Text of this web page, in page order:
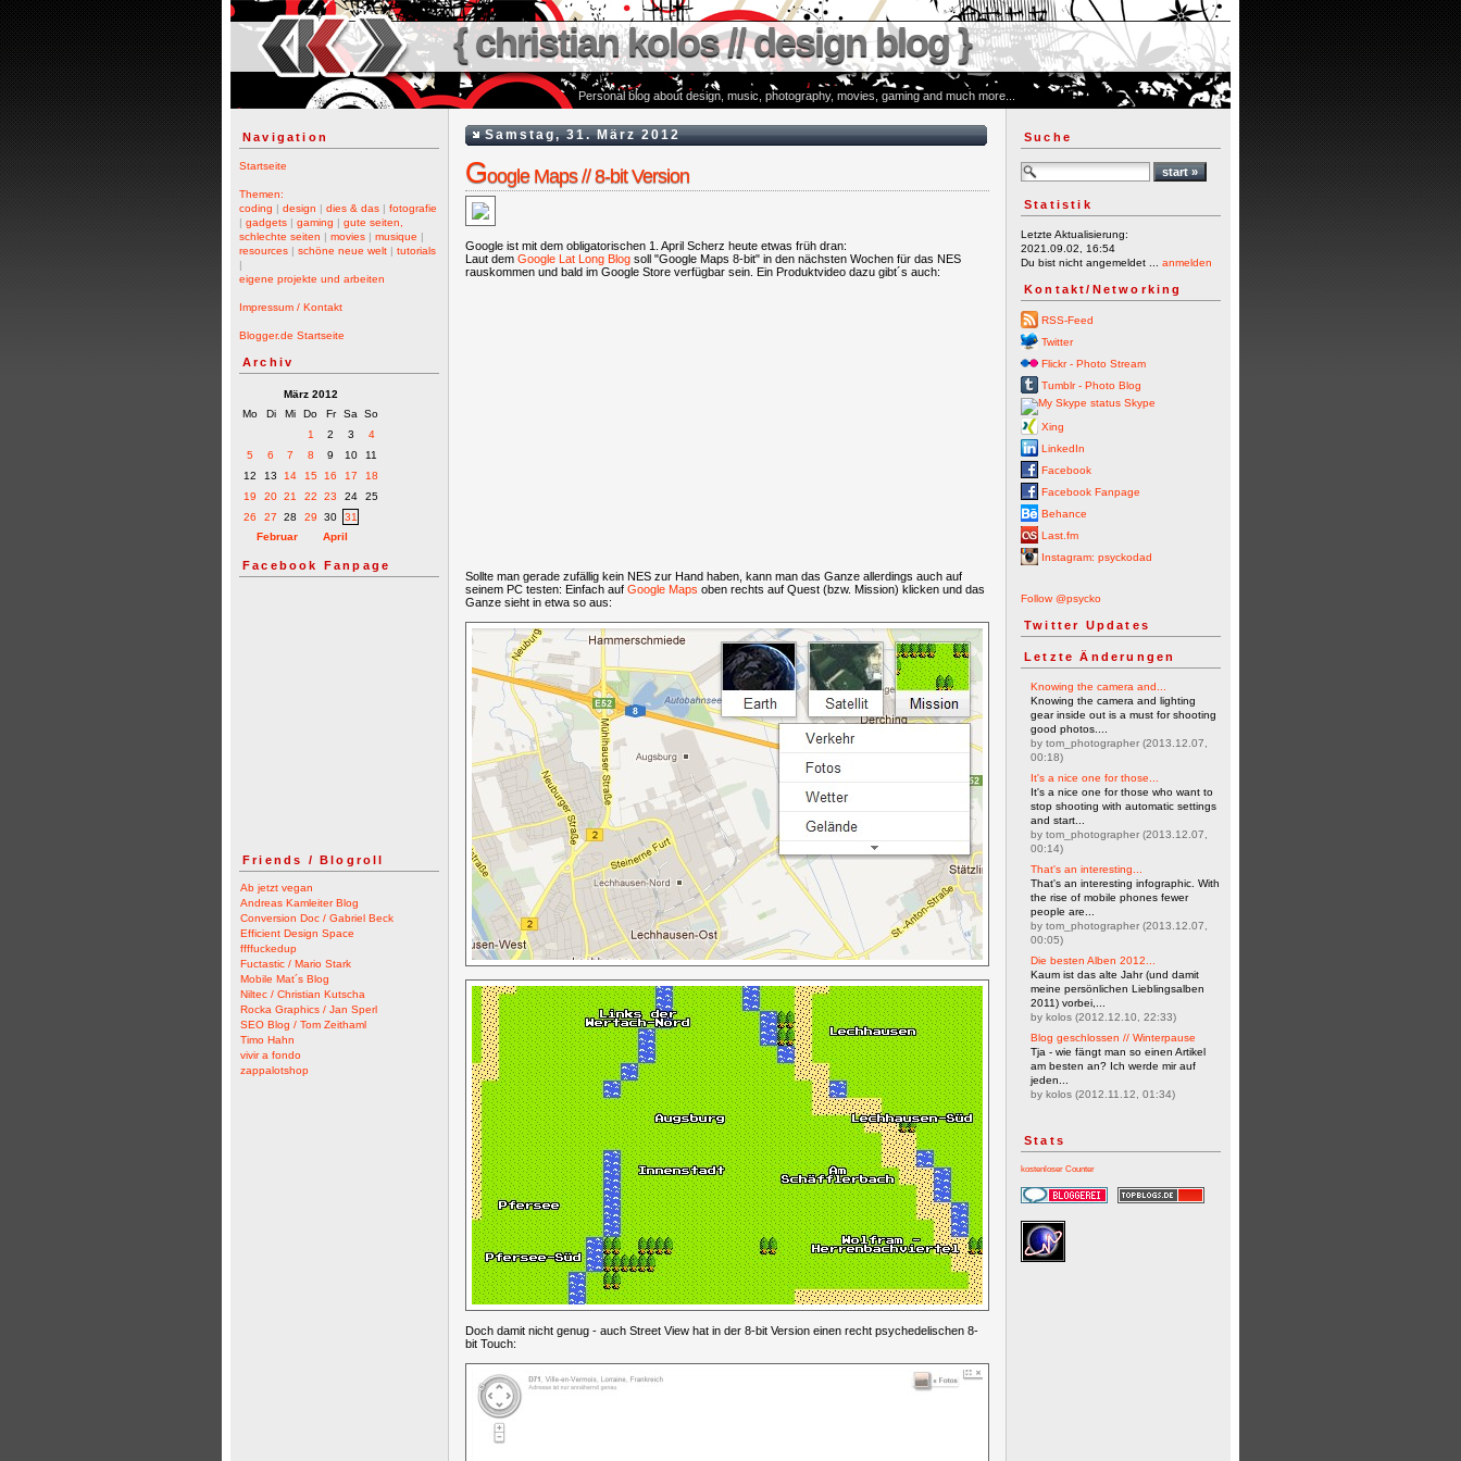
{ christian kolos // design blog }
Personal blog about design, music, photography, movies, gaming and much more...
Navigation
Startseite
Themen:
coding | design | dies & das | fotografie
| gadgets | gaming | gute seiten,
schlechte seiten | movies | musique |
resources | schöne neue welt | tutorials
|
eigene projekte und arbeiten
Impressum / Kontakt
Blogger.de Startseite
Archiv
März 2012
Mo
Di Mi Do Fr Sa
So
1
2 3
4
5
6 7 8 9 10
11
12
13 14 15 16 17
18
19
20 21 22 23 24
25
26
27 28 29 30
31
Februar
April
Facebook Fanpage
Friends / Blogroll
Ab jetzt vegan
Andreas Kamleiter Blog
Conversion Doc / Gabriel Beck
Efficient Design Space
ffffuckedup
Fuctastic / Mario Stark
Mobile Mat´s Blog
Niltec / Christian Kutscha
Rocka Graphics / Jan Sperl
SEO Blog / Tom Zeithaml
Timo Hahn
vivir a fondo
zappalotshop
Samstag, 31. März 2012
Google Maps // 8-bit Version
Google ist mit dem obligatorischen 1. April Scherz heute etwas früh dran:
Laut dem Google Lat Long Blog soll "Google Maps 8-bit" in den nächsten Wochen für das NES
rauskommen und bald im Google Store verfügbar sein. Ein Produktvideo dazu gibt´s auch:
Sollte man gerade zufällig kein NES zur Hand haben, kann man das Ganze allerdings auch auf
seinem PC testen: Einfach auf Google Maps oben rechts auf Quest (bzw. Mission) klicken und das
Ganze sieht in etwa so aus:
Doch damit nicht genug - auch Street View hat in der 8-bit Version einen recht psychedelischen 8-
bit Touch:
Suche
Statistik
Letzte Aktualisierung:
2021.09.02, 16:54
Du bist nicht angemeldet ... anmelden
Kontakt/Networking
RSS-Feed
Twitter
Flickr - Photo Stream
Tumblr - Photo Blog
Skype
Xing
LinkedIn
Facebook
Facebook Fanpage
Behance
Last.fm
Instagram: psyckodad
Follow @psycko
Twitter Updates
Letzte Änderungen
Knowing the camera and...
Knowing the camera and lighting
gear inside out is a must for shooting
good photos....
by tom_photographer (2013.12.07,
00:18)
It's a nice one for those...
It's a nice one for those who want to
stop shooting with automatic settings
and start...
by tom_photographer (2013.12.07,
00:14)
That's an interesting...
That's an interesting infographic. With
the rise of mobile phones fewer
people are...
by tom_photographer (2013.12.07,
00:05)
Die besten Alben 2012...
Kaum ist das alte Jahr (und damit
meine persönlichen Lieblingsalben
2011) vorbei,...
by kolos (2012.12.10, 22:33)
Blog geschlossen // Winterpause
Tja - wie fängt man so einen Artikel
am besten an? Ich werde mir auf
jeden...
by kolos (2012.11.12, 01:34)
Stats
kostenloser Counter